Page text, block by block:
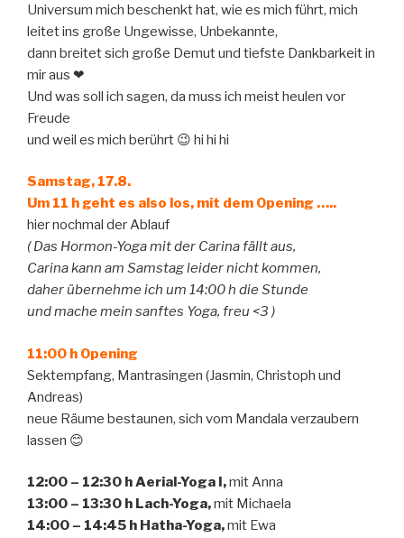
Universum mich beschenkt hat, wie es mich führt, mich
leitet ins große Ungewisse, Unbekannte,
dann breitet sich große Demut und tiefste Dankbarkeit in
mir aus ❤
Und was soll ich sagen, da muss ich meist heulen vor
Freude
und weil es mich berührt 😉 hi hi hi
Samstag, 17.8.
Um 11 h geht es also los, mit dem Opening …..
hier nochmal der Ablauf
( Das Hormon-Yoga mit der Carina fällt aus,
Carina kann am Samstag leider nicht kommen,
daher übernehme ich um 14:00 h die Stunde
und mache mein sanftes Yoga, freu <3 )
11:00 h Opening
Sektempfang, Mantrasingen (Jasmin, Christoph und
Andreas)
neue Räume bestaunen, sich vom Mandala verzaubern
lassen 😊
12:00 – 12:30 h Aerial-Yoga I,mit Anna
13:00 – 13:30 h Lach-Yoga,mit Michaela
14:00 – 14:45 h Hatha-Yoga,mit Ewa